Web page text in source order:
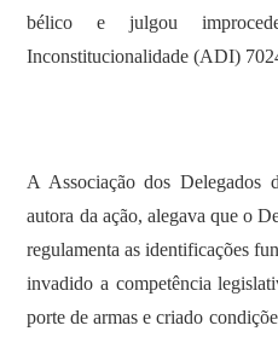
bélico e julgou
Inconstitucionalidade (ADI)
A Associação dos
autora da ação, alegava que o
regulamenta as identificações
invadido a competência
porte de armas e criado